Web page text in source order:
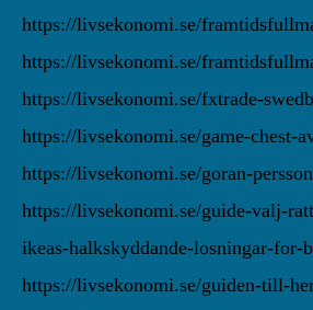
https://livsekonomi.se/
https://livsekonomi.se/
https://livsekonomi.se/fxtrade-
https://livsekonomi.se/game-chest-
https://livsekonomi.se/goran-
https://livsekonomi.se/guide-valj-
ikeas-halkskyddande-losningar-for-
https://livsekonomi.se/guiden-till-